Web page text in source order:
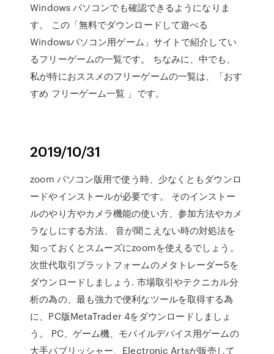
Windows パソコンでも確認できるようになりま
す。 この「無料でダウンロードして遊べる
Windowsパソコン用ゲーム」サイトで紹介してい
るフリーゲームの一覧です。 ちなみに、中でも、
私が特におススメのフリーゲームの一覧は、「おす
すめ フリーゲーム一覧 」です。
2019/10/31
zoom パソコン版用で使う時、少なくともダウンロ
ードやインストールが必要です。 そのインストー
ルのやり方やカメラ機能の使い方、参加方法やカメ
ラなしにする方法、 音が聞こえない時の対処法を
知っておくとスムーズにzoomを使えるでしょう。
次世代取引プラットフォームのメタトレーダー5を
ダウンロードしましょう. 市場取引やテクニカル分
析の為の、最も強力で便利なツールを取得する為
に、PC版MetaTrader 4をダウンロードしましょ
う。 PC、ゲーム機、モバイルデバイス用ゲームの
大手パブリッシャー、Electronic Artsが販売して